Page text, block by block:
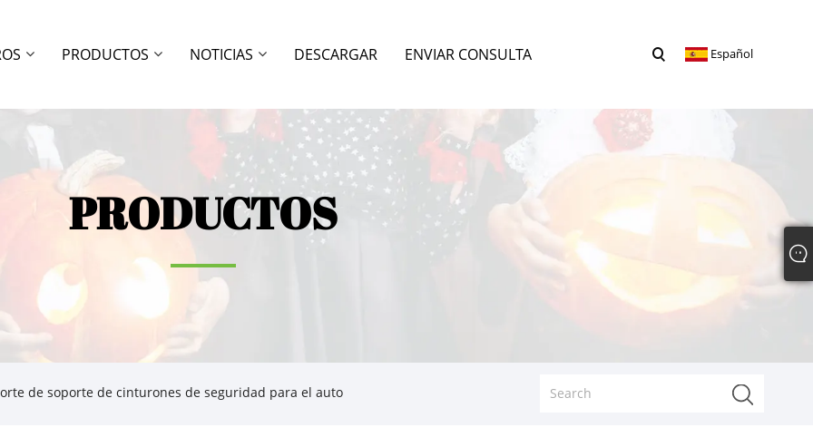
PRODUCTOS NOTICIAS DESCARGAR ENVIAR CONSULTA Español
PRODUCTOS
de soporte de cinturones de seguridad para el auto